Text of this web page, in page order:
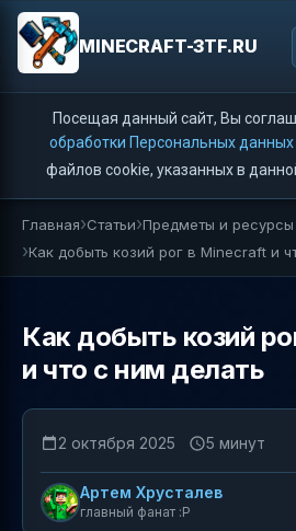
MINECRAFT-3TF.RU
Посещая данный сайт, Вы
обработки Персональных данных
файлов cookie, указанных в
Главная Статьи Предметы и ресурсы
Как добыть козий рог в Minecraft и
Как добыть козий
и что с ним делать
2 октября 2025 5 минут
Артем Хрусталев
главный фанат :P